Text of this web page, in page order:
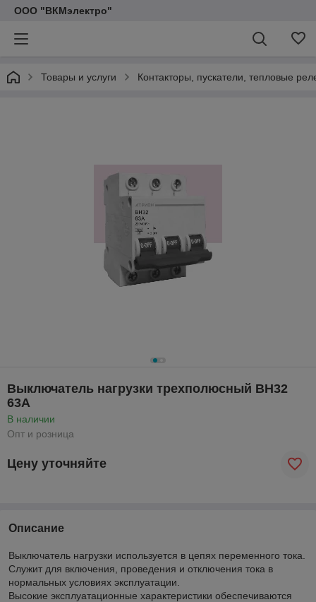
ООО "ВКМэлектро"
Товары и услуги Контакторы, пускатели, тепловые
Выключатель нагрузки трехполюсный ВН32
63А
В наличии
Опт и розница
Цену уточняйте
Описание
Выключатель нагрузки используется в цепях переменного тока.
Служит для включения, проведения и отключения тока в
нормальных условиях эксплуатации.
Высокие эксплуатационные характеристики обеспечиваются